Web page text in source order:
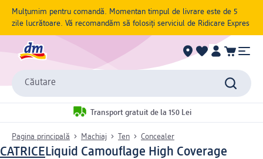
Mulțumim pentru comandă. Momentan timpul de livrare este de 5
zile lucrătoare. Vă recomandăm să folosiți serviciul de Ridicare Expres
Căutare
Transport gratuit de la 150 Lei
Pagina principală Machiaj Ten Concealer
CATRICELiquid Camouflage High Coverage